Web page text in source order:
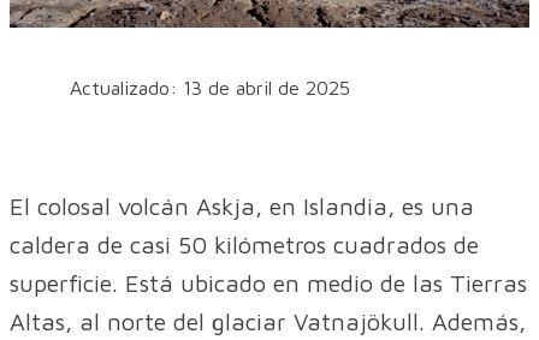
Actualizado: 13 de abril de 2025
El colosal volcán Askja, en Islandia, es una
caldera de casi 50 kilómetros cuadrados de
superficie. Está ubicado en medio de las Tierras
Altas, al norte del glaciar Vatnajökull. Además,